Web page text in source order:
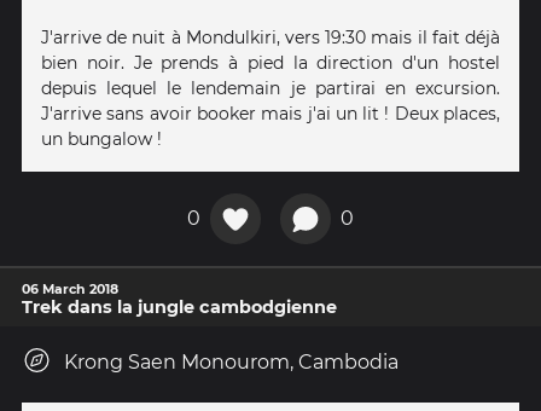
J'arrive de nuit à Mondulkiri, vers 19:30 mais il fait déjà
bien noir. Je prends à pied la direction d'un hostel
depuis lequel le lendemain je partirai en excursion.
J'arrive sans avoir booker mais j'ai un lit ! Deux places,
un bungalow !
0 0
06 March 2018
Trek dans la jungle cambodgienne
Krong Saen Monourom, Cambodia